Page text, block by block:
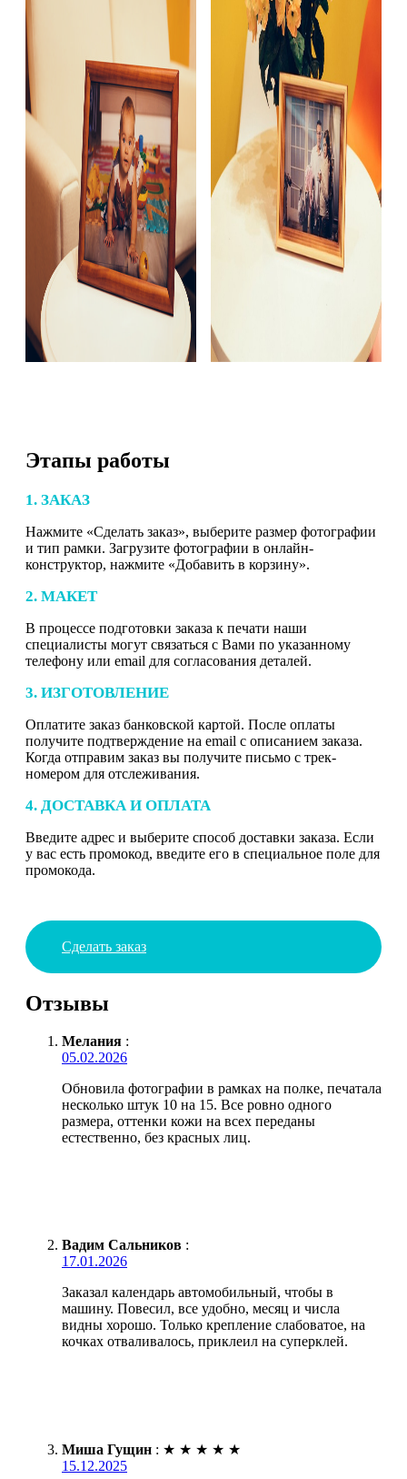
Этапы работы
1. ЗАКАЗ
Нажмите «Сделать заказ», выберите размер фотографии
и тип рамки. Загрузите фотографии в онлайн-
конструктор, нажмите «Добавить в корзину».
2. МАКЕТ
В процессе подготовки заказа к печати наши
специалисты могут связаться с Вами по указанному
телефону или email для согласования деталей.
3. ИЗГОТОВЛЕНИЕ
Оплатите заказ банковской картой. После оплаты
получите подтверждение на email с описанием заказа.
Когда отправим заказ вы получите письмо с трек-
номером для отслеживания.
4. ДОСТАВКА И ОПЛАТА
Введите адрес и выберите способ доставки заказа. Если
у вас есть промокод, введите его в специальное поле для
промокода.
Сделать заказ
Отзывы
Мелания :
05.02.2026
Обновила фотографии в рамках на полке, печатала
несколько штук 10 на 15. Все ровно одного
размера, оттенки кожи на всех переданы
естественно, без красных лиц.
Вадим Сальников :
17.01.2026
Заказал календарь автомобильный, чтобы в
машину. Повесил, все удобно, месяц и числа
видны хорошо. Только крепление слабоватое, на
кочках отваливалось, приклеил на суперклей.
Миша Гущин : ★ ★ ★ ★ ★
15.12.2025